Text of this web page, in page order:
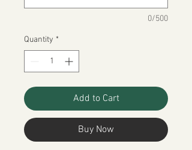
0/500
Quantity *
Add to Cart
Buy Now